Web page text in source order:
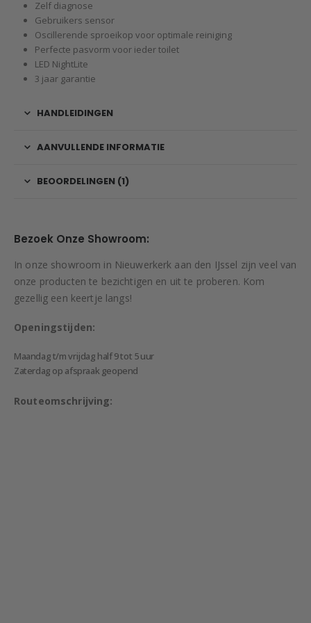
Zelf diagnose
Gebruikers sensor
Oscillerende sproeikop voor optimale reiniging
Perfecte pasvorm voor ieder toilet
LED NightLite
3 jaar garantie
HANDLEIDINGEN
AANVULLENDE INFORMATIE
BEOORDELINGEN (1)
Bezoek Onze Showroom:
In onze showroom in Nieuwerkerk aan den IJssel zijn veel van
onze producten te bezichtigen en uit te proberen. Kom
gezellig een keertje langs!
Openingstijden:
Maandag t/m vrijdag half 9 tot 5 uur
Zaterdag op afspraak geopend
Routeomschrijving: